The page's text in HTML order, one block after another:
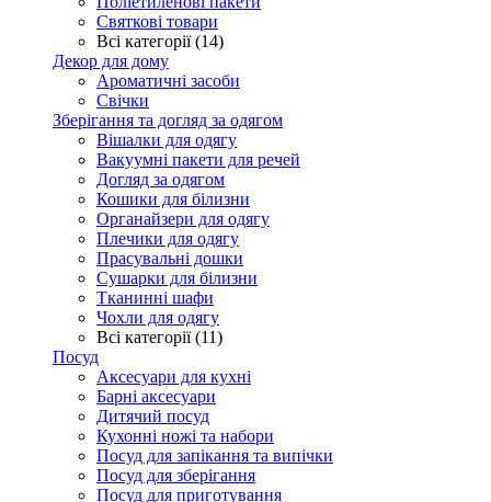
Святкові товари
Всі категорії (14)
Декор для дому
Ароматичні засоби
Свічки
Зберігання та догляд за одягом
Вішалки для одягу
Вакуумні пакети для речей
Догляд за одягом
Кошики для білизни
Органайзери для одягу
Плечики для одягу
Прасувальні дошки
Сушарки для білизни
Тканинні шафи
Чохли для одягу
Всі категорії (11)
Посуд
Аксесуари для кухні
Барні аксесуари
Дитячий посуд
Кухонні ножі та набори
Посуд для запікання та випічки
Посуд для зберігання
Посуд для приготування